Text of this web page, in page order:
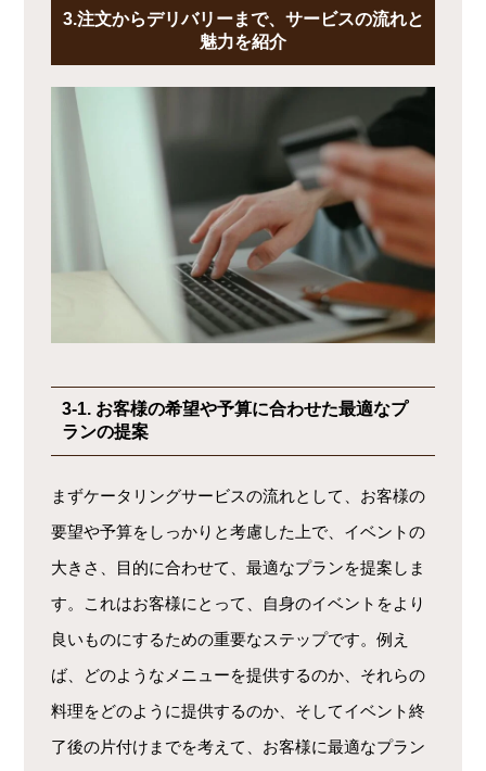
3.注文からデリバリーまで、サービスの流れと
魅力を紹介
3-1. お客様の希望や予算に合わせた最適なプ
ランの提案
まずケータリングサービスの流れとして、お客様の
要望や予算をしっかりと考慮した上で、イベントの
大きさ、目的に合わせて、最適なプランを提案しま
す。これはお客様にとって、自身のイベントをより
良いものにするための重要なステップです。例え
ば、どのようなメニューを提供するのか、それらの
料理をどのように提供するのか、そしてイベント終
了後の片付けまでを考えて、お客様に最適なプラン